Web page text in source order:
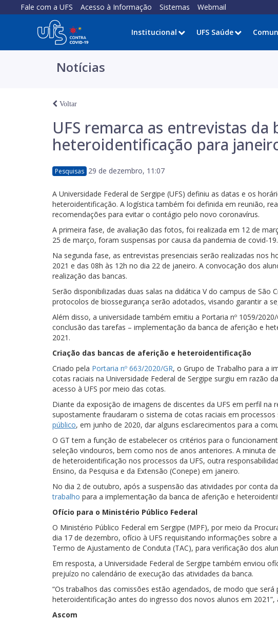
Fale com a UFS Acesso à Informação Sistemas Webmail
Institucional UFS Saúde
Notícias
Voltar
UFS remarca as entrevistas da
heteroidentificação para
Pesquisas 29 de dezembro, 11:07
A Universidade Federal de Sergipe (UFS) definiu as datas e os
heteroidentificação. A logística também foi definida em reunião,
recomendações para evitar o contágio pelo novo coronavírus.
A primeira fase, de avaliação das fotos, foi realizada em 12 de
25 de março, foram suspensas por causa da pandemia de covid-19.
Na segunda fase, as entrevistas presenciais serão realizadas nos
2021 e das 08h às 12h no dia 22 de janeiro. A convocação dos
realização das bancas.
Serão disponibilizadas duas salas na didática V do campus de
protocolos de biossegurança serão adotados, visando garantir a
Além disso, a universidade também emitiu a Portaria nº 1059/
conclusão das tarefas – implementação da banca de aferição e
2021.
Criação das bancas de aferição e heteroidentificação
Criado pela Portaria nº 663/2020/GR, o Grupo de Trabalho para a
cotas raciais na Universidade Federal de Sergipe surgiu em razão
acesso à UFS por meio das cotas.
Diante da exposição de imagens de discentes da UFS em perfil
supostamente fraudaram o sistema de cotas raciais em processos
público, em junho de 2020, dar alguns esclarecimentos para a
O GT tem a função de estabelecer os critérios para o
seleção vindouros, bem como nos de anos anteriores. A minuta
de heteroidentificação nos processos da UFS, outra
Ensino, da Pesquisa e da Extensão (Conepe) em janeiro.
No dia 2 de outubro, após a suspensão das atividades por conta
trabalho para a implementação da banca de aferição e
Ofício para o Ministério Público Federal
O Ministério Público Federal em Sergipe (MPF), por meio da
dia 17 de dezembro, ofício à UFS requisitando informações
Termo de Ajustamento de Conduta (TAC), para verificação dos
Em resposta, a Universidade Federal de Sergipe também enviou
prejuízo no calendário de execução das atividades da banca.
“Os trabalhos das comissões estão agendados, de modo que
heteroidentificação antes do ingresso dos novos alunos em
Ascom